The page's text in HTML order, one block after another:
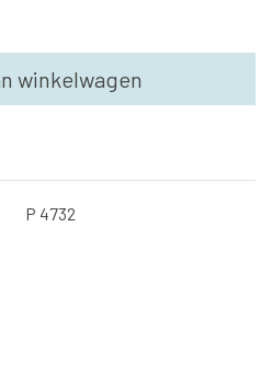
winkelwagen
P 4732